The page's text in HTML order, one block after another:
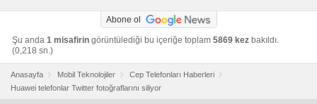
Abone ol
Şu anda 1 misafirin görüntülediği bu içeriğe toplam 5869 kez bakıldı.
(0,218 sn.)
Anasayfa Mobil Teknolojiler
Cep Telefonları Haberleri
Huawei telefonlar Twitter fotoğraflarını siliyor